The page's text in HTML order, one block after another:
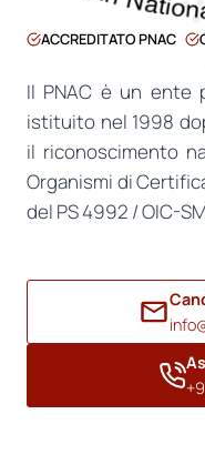
ACCREDITATO PNAC
Il PNAC è un ente
istituito nel 1998
il riconoscimento
Organismi di
del PS 4992 / OIC-